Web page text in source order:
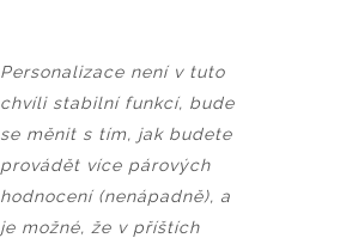
Personalizace není v tuto
chvíli stabilní funkcí, bude
se měnit s tím, jak budete
provádět více párových
hodnocení (nenápadně), a
je možné, že v příštích